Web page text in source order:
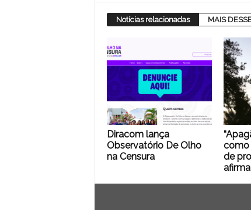
Notícias relacionadas MAIS
Diracom lança
Observatório De Olho
na Censura
como
de